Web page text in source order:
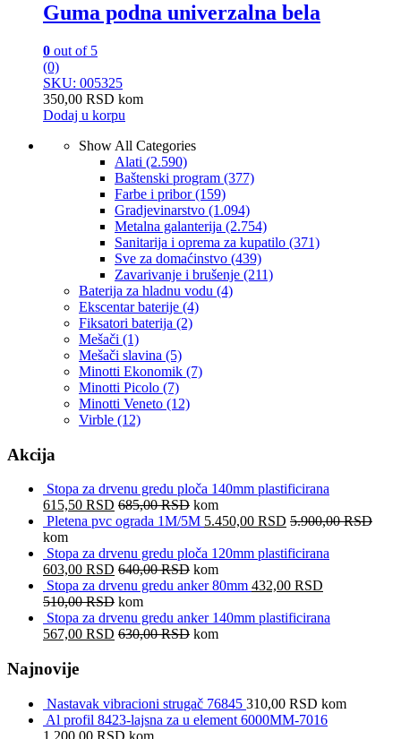
Guma podna univerzalna bela
0 out of 5
(0)
SKU: 005325
350,00 RSD kom
Dodaj u korpu
Show All Categories
Alati (2.590)
Baštenski program (377)
Farbe i pribor(159)
Gradjevinarstvo (1.094)
Metalna galanterija (2.754)
Sanitarija i oprema za kupatilo (371)
Sve za domaćinstvo (439)
Zavarivanje i brušenje (211)
Baterija za hladnu vodu (4)
Ekscentar baterije (4)
Fiksatori baterija (2)
Mešači (1)
Mešači slavina (5)
Minotti Ekonomik (7)
Minotti Picolo (7)
Minotti Veneto (12)
Virble (12)
Akcija
Stopa za drvenu gredu ploča 140mm plastificirana
615,50 RSD 685,00RSD kom
Pletena pvc ograda 1M/5M 5.450,00 RSD 5.900,00RSD
kom
Stopa za drvenu gredu ploča 120mm plastificirana
603,00 RSD 640,00RSD kom
Stopa za drvenu gredu anker 80mm 432,00 RSD
510,00RSD kom
Stopa za drvenu gredu anker 140mm plastificirana
567,00 RSD 630,00RSD kom
Najnovije
Nastavak vibracioni strugač 76845 310,00 RSD kom
Al profil 8423-lajsna za u element 6000MM-7016
1.200,00 RSD kom